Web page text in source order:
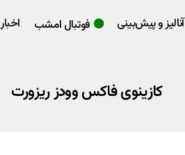
آنالیز و پیش‌بینی فوتبال امشب اخبار
کازینوی فاکس وودز ریزورت